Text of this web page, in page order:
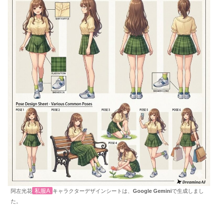
阿左光花 私服A キャラクターデザインシートは、 Google Geminiで生成しまし
た。